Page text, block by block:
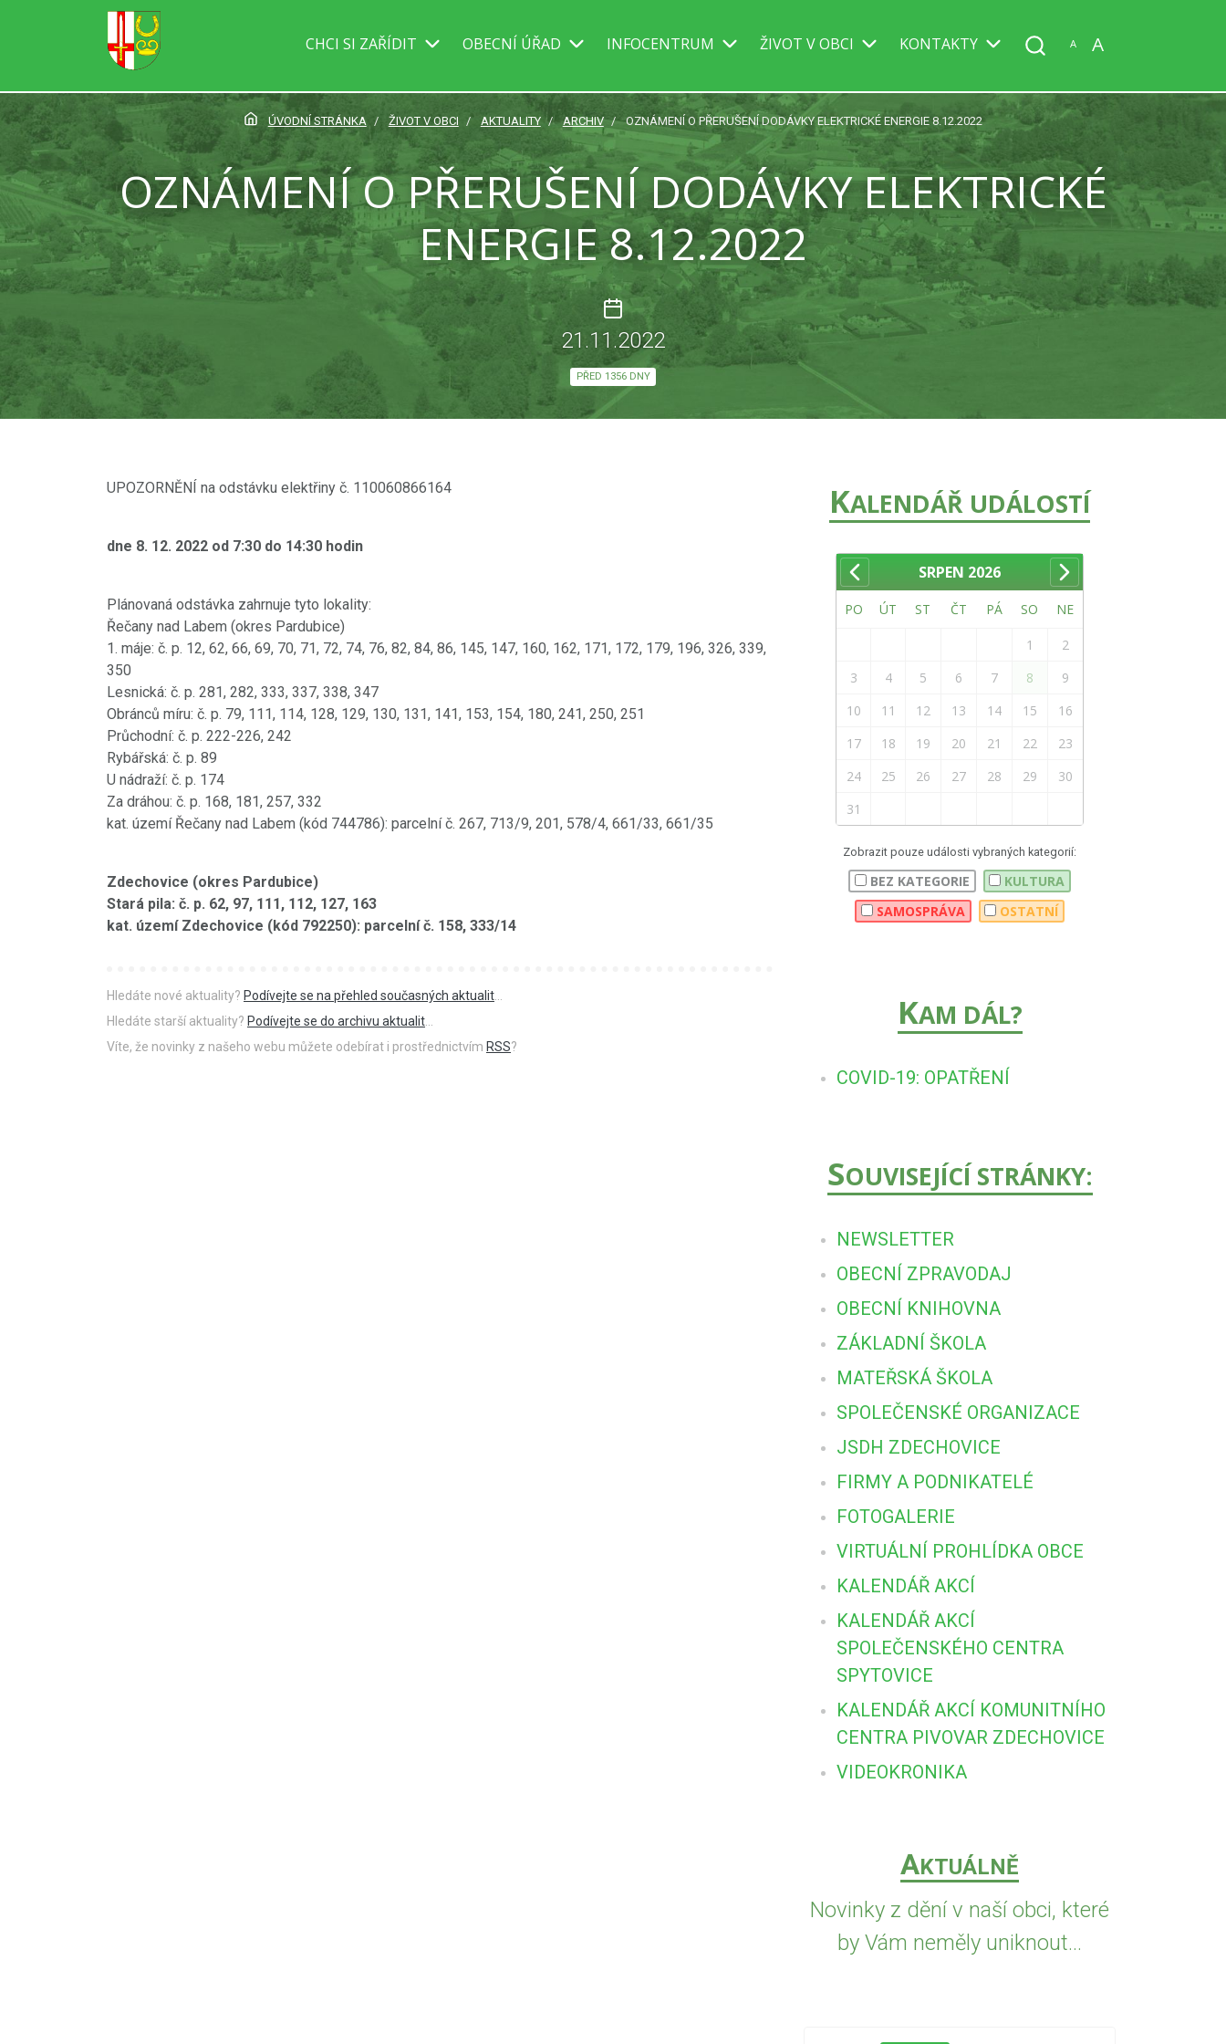
CHCI SI ZAŘÍDIT OBECNÍ ÚŘAD INFOCENTRUM ŽIVOT V OBCI KONTAKTY A A
ÚVODNÍ STRÁNKA ŽIVOT V OBCI AKTUALITY ARCHIV OZNÁMENÍ O PŘERUŠENÍ DODÁVKY ELEKTRICKÉ ENERGIE 8.12.2022
OZNÁMENÍ O PŘERUŠENÍ DODÁVKY ELEKTRICKÉ
ENERGIE 8.12.2022
21.11.2022
PŘED 1356 DNY
UPOZORNĚNÍ na odstávku elektřiny č. 110060866164
dne 8. 12. 2022 od 7:30 do 14:30 hodin
Plánovaná odstávka zahrnuje tyto lokality:
Řečany nad Labem (okres Pardubice)
1. máje: č. p. 12, 62, 66, 69, 70, 71, 72, 74, 76, 82, 84, 86, 145, 147, 160, 162, 171, 172, 179, 196, 326, 339,
350
Lesnická: č. p. 281, 282, 333, 337, 338, 347
Obránců míru: č. p. 79, 111, 114, 128, 129, 130, 131, 141, 153, 154, 180, 241, 250, 251
Průchodní: č. p. 222-226, 242
Rybářská: č. p. 89
U nádraží: č. p. 174
Za dráhou: č. p. 168, 181, 257, 332
kat. území Řečany nad Labem (kód 744786): parcelní č. 267, 713/9, 201, 578/4, 661/33, 661/35
Zdechovice (okres Pardubice)
Stará pila: č. p. 62, 97, 111, 112, 127, 163
kat. území Zdechovice (kód 792250): parcelní č. 158, 333/14
Hledáte nové aktuality? Podívejte se na přehled současných aktualit
Hledáte starší aktuality? Podívejte se do archivu aktualit
Víte, že novinky z našeho webu můžete odebírat i prostřednictvím RSS?
KALENDÁŘ UDÁLOSTÍ
SRPEN 2026
PO ÚT ST ČT PÁ SO NE
1
2
3
4 5 6 7 8
9
10
11 12 13 14 15
16
17
18 19 20 21 22
23
24
25 26 27 28 29
30
31
Zobrazit pouze události vybraných kategorií:
BEZ KATEGORIE
KULTURA
SAMOSPRÁVA
OSTATNÍ
KAM DÁL?
COVID-19: OPATŘENÍ
SOUVISEJÍCÍ STRÁNKY:
NEWSLETTER
OBECNÍ ZPRAVODAJ
OBECNÍ KNIHOVNA
ZÁKLADNÍ ŠKOLA
MATEŘSKÁ ŠKOLA
SPOLEČENSKÉ ORGANIZACE
JSDH ZDECHOVICE
FIRMY A PODNIKATELÉ
FOTOGALERIE
VIRTUÁLNÍ PROHLÍDKA OBCE
KALENDÁŘ AKCÍ
KALENDÁŘ AKCÍ
SPOLEČENSKÉHO CENTRA
SPYTOVICE
KALENDÁŘ AKCÍ KOMUNITNÍHO
CENTRA PIVOVAR ZDECHOVICE
VIDEOKRONIKA
AKTUÁLNĚ
Novinky z dění v naší obci, které
by Vám neměly uniknout...